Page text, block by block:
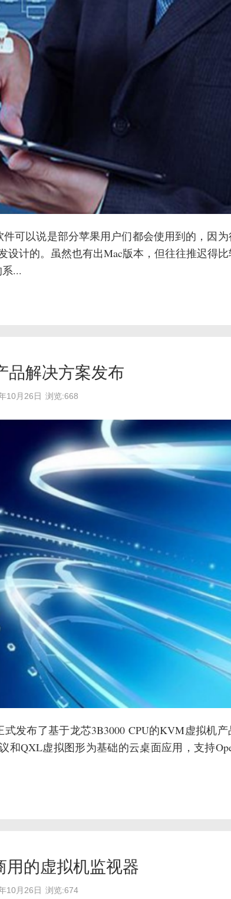
可以说是部分苹果用户们都会使用到的，因
设计的。虽然也有出Mac版本，但往往推迟得
...
品解决方案发布
10月26日 浏览:668
发布了基于龙芯3B3000 CPU的KVM虚拟机
QXL虚拟图形为基础的云桌面应用，支持
用的虚拟机监视器
10月26日 浏览:674